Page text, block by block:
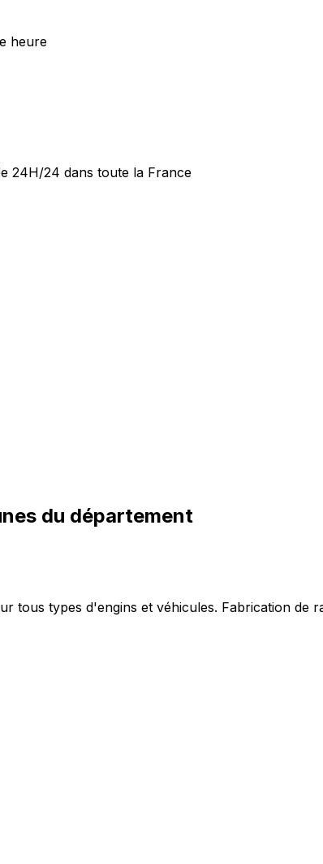
heure
24H/24 dans toute la France
du département
tous types d'engins et véhicules. Fabrication